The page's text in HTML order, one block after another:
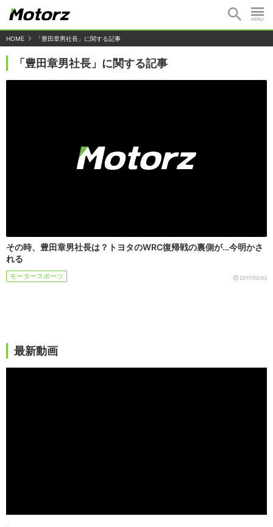
HOME 「豊田章男社長」に関する記事
「豊田章男社長」に関する記事
その時、豊田章男社長は？トヨタのWRC復帰戦の裏側が…今明かさ
れる
モータースポーツ 2017/02/03
最新動画